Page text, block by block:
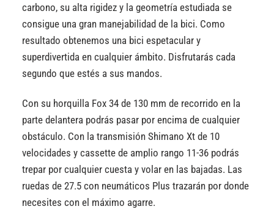
carbono, su alta rigidez y la geometría estudiada se
consigue una gran manejabilidad de la bici. Como
resultado obtenemos una bici espetacular y
superdivertida en cualquier ámbito. Disfrutarás cada
segundo que estés a sus mandos.
Con su horquilla Fox 34 de 130 mm de recorrido en la
parte delantera podrás pasar por encima de cualquier
obstáculo. Con la transmisión Shimano Xt de 10
velocidades y cassette de amplio rango 11-36 podrás
trepar por cualquier cuesta y volar en las bajadas. Las
ruedas de 27.5 con neumáticos Plus trazarán por donde
necesites con el máximo agarre.